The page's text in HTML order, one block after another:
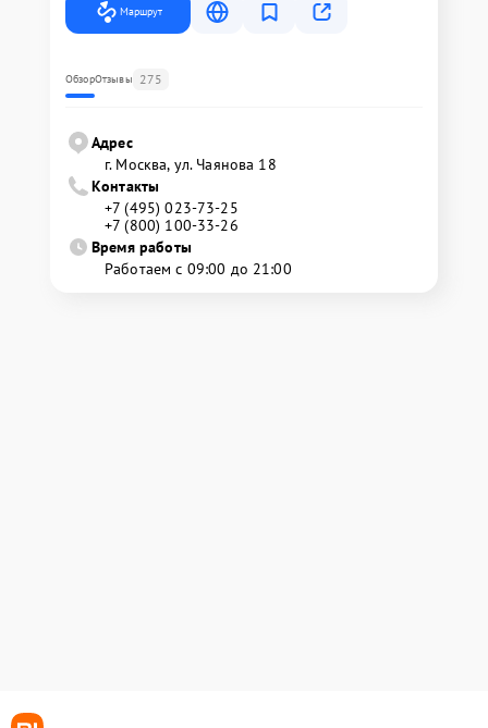
Маршрут
ОбзорОтзывы 275
Адрес
г. Москва, ул. Чаянова 18
Контакты
+7 (495) 023-73-25
+7 (800) 100-33-26
Время работы
Работаем с 09:00 до 21:00